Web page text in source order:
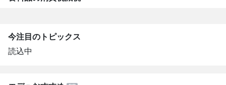
今注目のトピックス
読込中